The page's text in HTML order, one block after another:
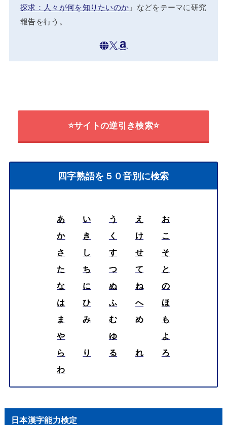
探求：人々が何を知りたいのか 」などをテーマに研究
報告を行う。
⭐サイトの逆引き検索⭐
四字熟語を５０音別に検索
あ い う え
お
か
き く け
こ
さ
し す せ
そ
た
ち つ て
と
な
に ぬ ね
の
は
ひ ふ へ
ほ
ま
み む め
も
や
ゆ
よ
ら
り る れ
ろ
わ
日本漢字能力検定